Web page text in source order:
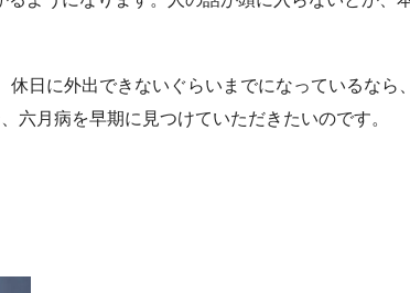
日に外出できないぐらいまでになっているなら
六月病を早期に見つけていただきたいのです。